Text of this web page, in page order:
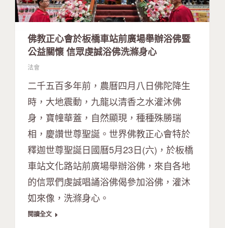
佛教正心會於板橋車站前廣場舉辦浴佛暨
公益關懷 信眾虔誠浴佛洗滌身心
法會
二千五百多年前，農曆四月八日佛陀降生
時，大地震動，九龍以清香之水灌沐佛
身，寶幢華蓋，自然顯現，種種殊勝瑞
相，慶讚世尊聖誕。世界佛教正心會特於
釋迦世尊聖誕日國曆5月23日(六)，於板橋
車站文化路站前廣場舉辦浴佛，來自各地
的信眾們虔誠唱誦浴佛偈參加浴佛，灌沐
如來像，洗滌身心。
閱讀全文